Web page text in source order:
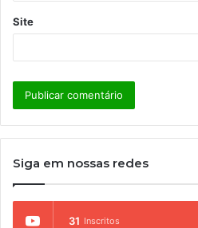
Site
Siga em nossas redes
31 Inscritos